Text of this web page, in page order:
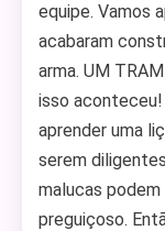
equipe. Vamos
acabaram
arma. UM
isso aconteceu!
aprender uma
serem
malucas
preguiçoso.